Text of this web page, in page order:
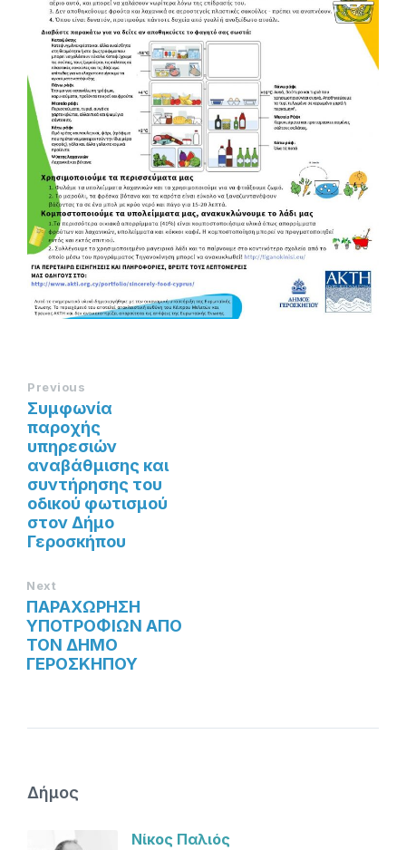
Previous
Συμφωνία
παροχής
υπηρεσιών
αναβάθμισης και
συντήρησης του
οδικού φωτισμού
στον Δήμο
Γεροσκήπου
Next
ΠΑΡΑΧΩΡΗΣΗ
ΥΠΟΤΡΟΦΙΩΝ ΑΠΟ
ΤΟΝ ΔΗΜΟ
ΓΕΡΟΣΚΗΠΟΥ
Δήμος
Νίκος Παλιός